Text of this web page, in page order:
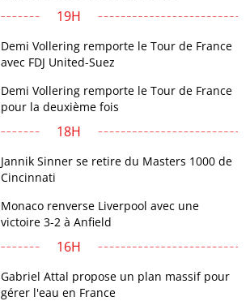
19H
Demi Vollering remporte le Tour de France
avec FDJ United-Suez
Demi Vollering remporte le Tour de France
pour la deuxième fois
18H
Jannik Sinner se retire du Masters 1000 de
Cincinnati
Monaco renverse Liverpool avec une
victoire 3-2 à Anfield
16H
Gabriel Attal propose un plan massif pour
gérer l'eau en France